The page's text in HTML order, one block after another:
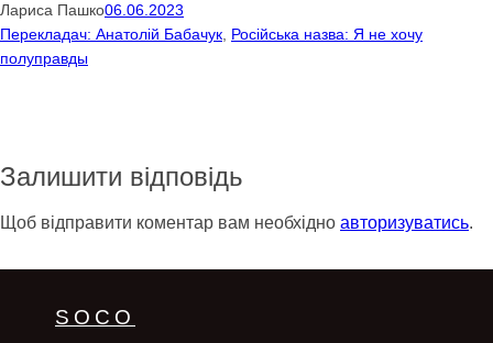
Лариса Пашко06.06.2023
Перекладач: Анатолій Бабачук Російська назва: Я не хочу
полуправды
Залишити відповідь
Щоб відправити коментар вам необхідно авторизуватись.
SOCO